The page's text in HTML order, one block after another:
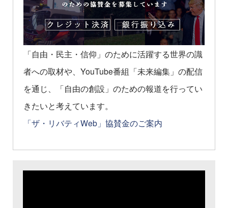
「自由・民主・信仰」のために活躍する世界の識
者への取材や、YouTube番組「未来編集」の配信
を通じ、「自由の創設」のための報道を行ってい
きたいと考えています。
「ザ・リバティWeb」協賛金のご案内